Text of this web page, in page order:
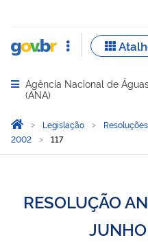
Abrir menu principal de
Agência Nacional de
(ANA)
Você está aqui:
Página Inicial
Legislação Resoluções
2002
117
RESOLUÇÃO